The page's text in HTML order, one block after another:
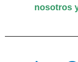
nosotros